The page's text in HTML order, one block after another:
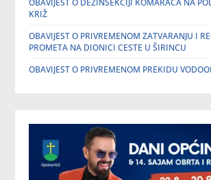
OBAVIJEST O DEZINSEKCIJI KOMARACA NA
KRIŽ
OBAVIJEST O PRIVREMENOM ZATVARANJU I
PROMETA NA DIONICI CESTE U ŠIRINCU
OBAVIJEST O PRIVREMENOM PREKIDU